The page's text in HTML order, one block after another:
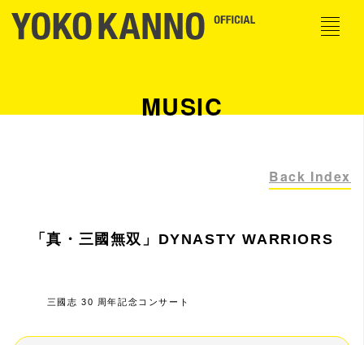
MUSIC
Back Index
「真・三國無双」DYNASTY WARRIORS
三國志 30 周年記念コンサート